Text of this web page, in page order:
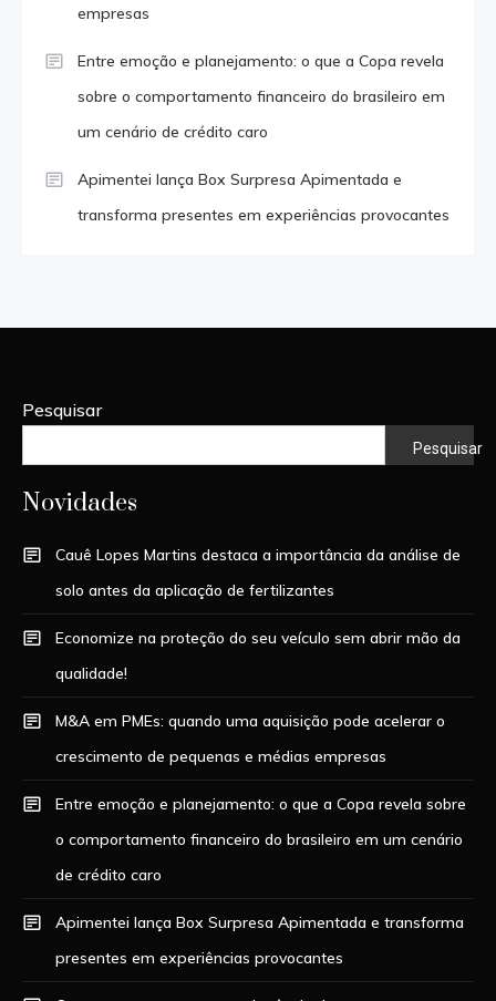
empresas
Entre emoção e planejamento: o que a Copa revela
sobre o comportamento financeiro do brasileiro em
um cenário de crédito caro
Apimentei lança Box Surpresa Apimentada e
transforma presentes em experiências provocantes
Pesquisar
Pesquisar
Novidades
Cauê Lopes Martins destaca a importância da análise de
solo antes da aplicação de fertilizantes
Economize na proteção do seu veículo sem abrir mão da
qualidade!
M&A em PMEs: quando uma aquisição pode acelerar o
crescimento de pequenas e médias empresas
Entre emoção e planejamento: o que a Copa revela sobre
o comportamento financeiro do brasileiro em um cenário
de crédito caro
Apimentei lança Box Surpresa Apimentada e transforma
presentes em experiências provocantes